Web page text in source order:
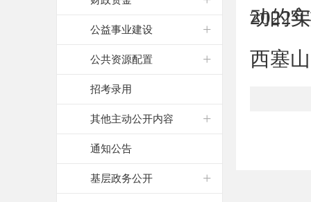
公益事业建设
公共资源配置
招考录用
其他主动公开内容
通知公告
基层政务公开
动的
2022
西塞